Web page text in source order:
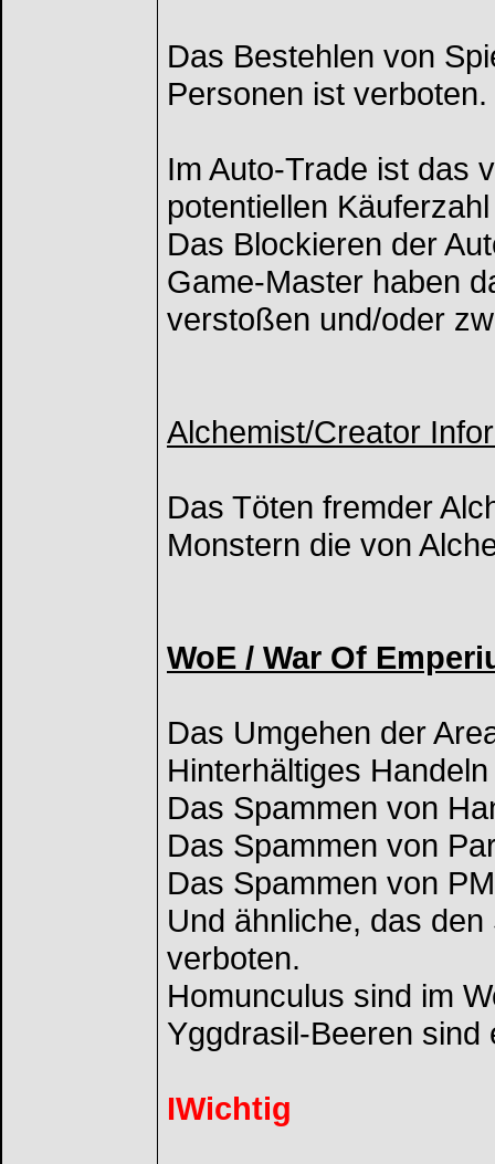
Das Bestehlen von
Personen ist verboten.
Im Auto-Trade ist das
potentiellen
Das Blockieren der
Game-Master haben
verstoßen und/oder
Alchemist/Creator
Das Töten fremder
Monstern die von
WoE / War Of
Das Umgehen der
Hinterhältiges
Das Spammen von
Das Spammen von
Das Spammen von
Und ähnliche, das
verboten.
Homunculus sind im
Yggdrasil-Beeren sind
IWichtig